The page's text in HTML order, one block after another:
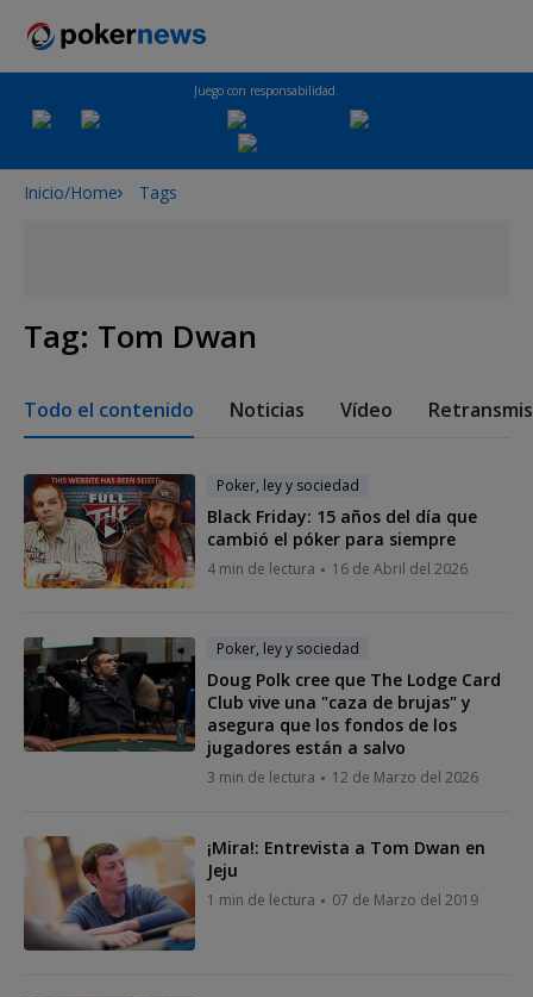
Juego con responsabilidad.
Inicio/Home Tags
Tag: Tom Dwan
Todo el contenido Noticias Vídeo
Poker, ley y sociedad
Black Friday: 15 años del día que
cambió el póker para siempre
4 min de lectura 16 de Abril del 2026
Poker, ley y sociedad
Doug Polk cree que The Lodge Card
Club vive una "caza de brujas" y
asegura que los fondos de los
jugadores están a salvo
3 min de lectura 12 de Marzo del 2026
¡Mira!: Entrevista a Tom Dwan en
Jeju
1 min de lectura 07 de Marzo del 2019